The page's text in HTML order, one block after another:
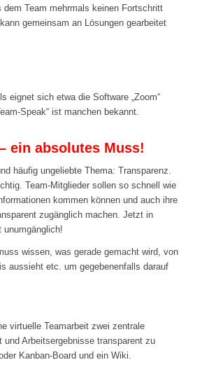
dem Team mehrmals keinen Fortschritt
gemeinsam an Lösungen gearbeitet
eignet sich etwa die Software „Zoom“
Speak“ ist manchen bekannt.
ein absolutes Muss!
häufig ungeliebte Thema: Transparenz.
Team-Mitglieder sollen so schnell wie
kommen können und auch ihre
zugänglich machen. Jetzt in
unumgänglich!
wissen, was gerade gemacht wird, von
aussieht etc. um gegebenenfalls darauf
virtuelle Teamarbeit zwei zentrale
und Arbeitsergebnisse transparent zu
Kanban-Board und ein Wiki.